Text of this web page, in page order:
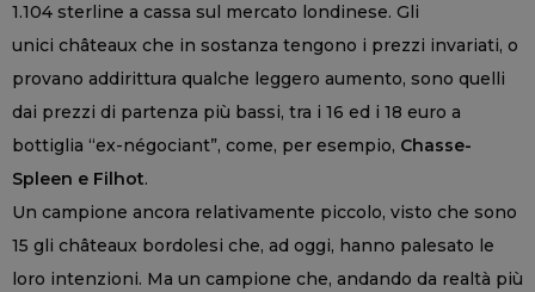
1.104 sterline a cassa sul mercato londinese. Gli
unici châteaux che in sostanza tengono i prezzi invariati, o
provano addirittura qualche leggero aumento, sono quelli
dai prezzi di partenza più bassi, tra i 16 ed i 18 euro a
bottiglia “ex-négociant”, come, per esempio, Chasse-
Spleen e Filhot.
Un campione ancora relativamente piccolo, visto che sono
15 gli châteaux bordolesi che, ad oggi, hanno palesato le
loro intenzioni. Ma un campione che, andando da realtà più